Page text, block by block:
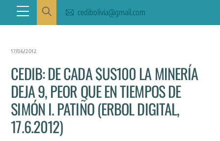
content
Menu cedibolivia@gmail.com
17/06/2012
CEDIB: DE CADA $US100 LA MINERÍA
DEJA 9, PEOR QUE EN TIEMPOS DE
SIMÓN I. PATIÑO (ERBOL DIGITAL,
17.6.2012)